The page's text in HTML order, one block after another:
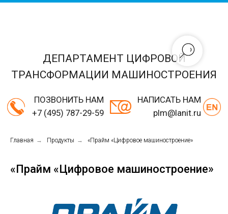
ПОЗВОНИТЬ НАМ
+7 (495) 787-29-59
НАПИСАТЬ НАМ
plm@lanit.ru
ТРАНСФОРМАЦИИ МАШИНОСТРОЕНИЯ
Главная → Продукты → «Прайм «Цифровое машиностроение»
«Прайм «Цифровое машиностроение»